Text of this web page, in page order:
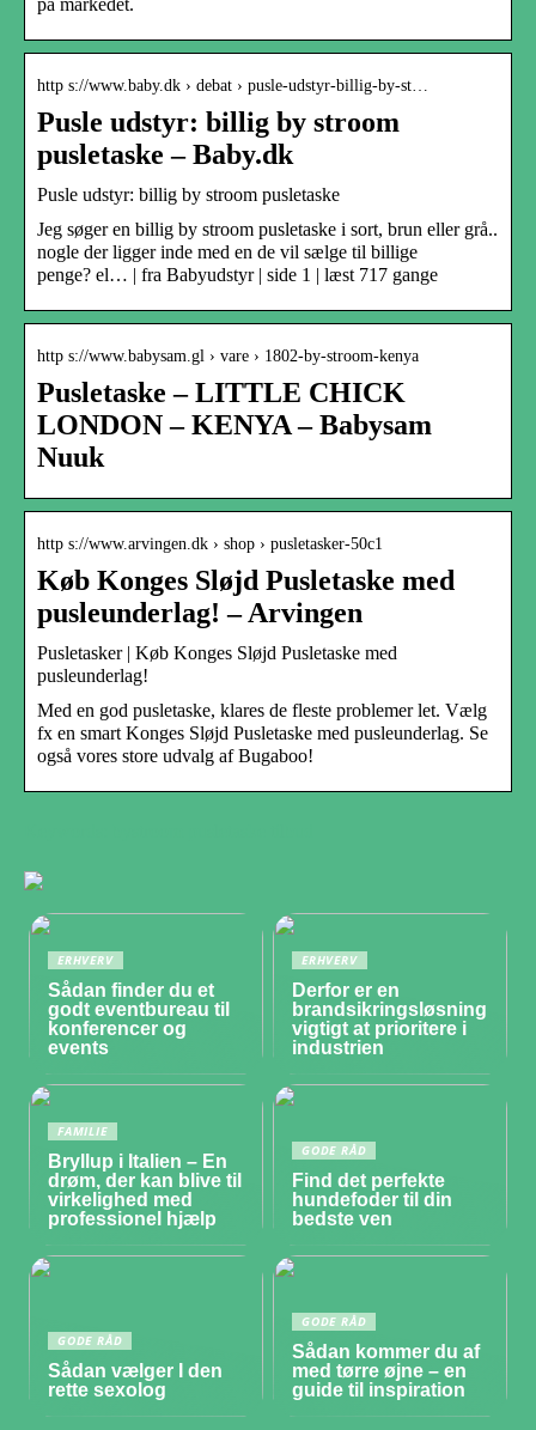
http s://www.baby.dk › debat › pusle-udstyr-billig-by-st…
Pusle udstyr: billig by stroom
pusletaske – Baby.dk
Pusle udstyr: billig by stroom pusletaske
Jeg søger en billig by stroom pusletaske i sort, brun eller grå..
nogle der ligger inde med en de vil sælge til billige
penge? el… | fra Babyudstyr | side 1 | læst 717 gange
http s://www.babysam.gl › vare › 1802-by-stroom-kenya
Pusletaske – LITTLE CHICK
LONDON – KENYA – Babysam
Nuuk
http s://www.arvingen.dk › shop › pusletasker-50c1
Køb Konges Sløjd Pusletaske med
pusleunderlag! – Arvingen
Pusletasker | Køb Konges Sløjd Pusletaske med
pusleunderlag!
Med en god pusletaske, klares de fleste problemer let. Vælg
fx en smart Konges Sløjd Pusletaske med pusleunderlag. Se
også vores store udvalg af Bugaboo!
ERHVERV
Sådan finder du et
godt eventbureau til
konferencer og
events
ERHVERV
Derfor er en
brandsikringsløsning
vigtigt at prioritere i
industrien
FAMILIE
Bryllup i Italien – En
drøm, der kan blive til
virkelighed med
professionel hjælp
GODE RÅD
Find det perfekte
hundefoder til din
bedste ven
GODE RÅD
Sådan vælger I den
rette sexolog
GODE RÅD
Sådan kommer du af
med tørre øjne – en
guide til inspiration